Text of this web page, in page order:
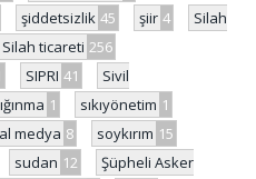
şiddetsizlik 45 şiir 4
Silah
Silah ticareti 256
SIPRI 41
Sivil
1 sıkıyönetim 1
medya 8 soykırım 15
sudan 12
Şüpheli Asker